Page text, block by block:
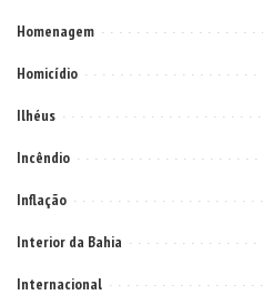
Homenagem
Homicídio
Ilhéus
Incêndio
Inflação
Interior da Bahia
Internacional